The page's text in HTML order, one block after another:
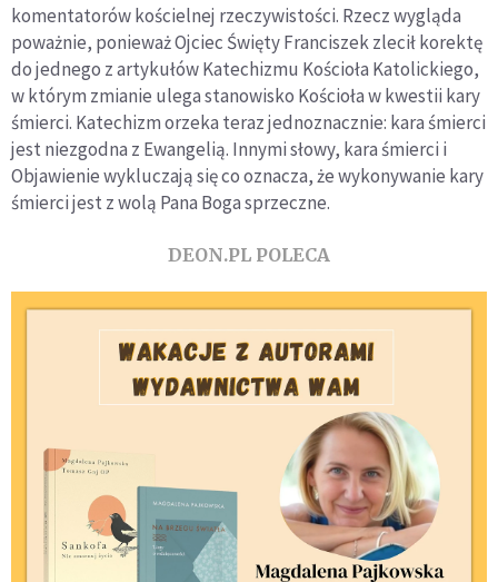
komentatorów kościelnej rzeczywistości. Rzecz wygląda
poważnie, ponieważ Ojciec Święty Franciszek zlecił korektę
do jednego z artykułów Katechizmu Kościoła Katolickiego,
w którym zmianie ulega stanowisko Kościoła w kwestii kary
śmierci. Katechizm orzeka teraz jednoznacznie: kara śmierci
jest niezgodna z Ewangelią. Innymi słowy, kara śmierci i
Objawienie wykluczają się co oznacza, że wykonywanie kary
śmierci jest z wolą Pana Boga sprzeczne.
DEON.PL POLECA